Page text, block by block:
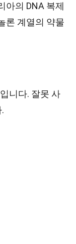
아의 DNA 복제
론 계열의 약물
니다. 잘못 사